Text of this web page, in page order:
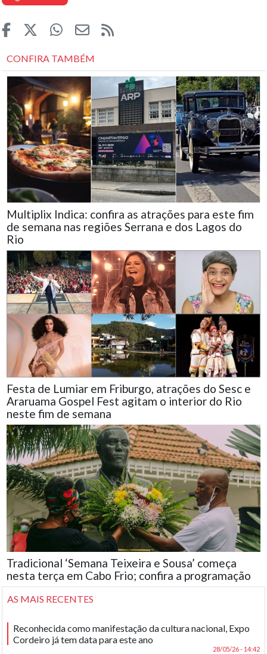
CONFIRA TAMBÉM
Multiplix Indica: confira as atrações para este fim
de semana nas regiões Serrana e dos Lagos do
Rio
Festa de Lumiar em Friburgo, atrações do Sesc e
Araruama Gospel Fest agitam o interior do Rio
neste fim de semana
Tradicional ‘Semana Teixeira e Sousa’ começa
nesta terça em Cabo Frio; confira a programação
AS MAIS RECENTES
Reconhecida como manifestação da cultura nacional, Expo
Cordeiro já tem data para este ano
28/05/26 - 14:42